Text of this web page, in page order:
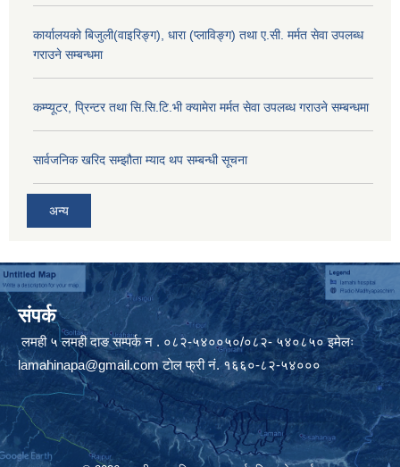
कार्यालयको बिजुली(वाइरिङ्ग), धारा (प्लाविङ्ग) तथा ए.सी. मर्मत सेवा उपलब्ध
गराउने सम्बन्धमा
कम्प्यूटर, प्रिन्टर तथा सि.सि.टि.भी क्यामेरा मर्मत सेवा उपलब्ध गराउने सम्बन्धमा
सार्वजनिक खरिद सम्झौता म्याद थप सम्बन्धी सूचना
अन्य
संपर्क
लमही ५ लमही दाङ सम्पर्क न . ०८२-५४००५०/०८२- ५४०८५० इमेलः
lamahinapa@gmail.comटाेल फ्री नं. १६६०-८२-५४०००